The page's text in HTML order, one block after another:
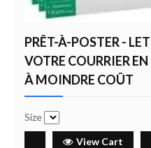
PRÊT-À-POSTER -
VOTRE COURRIER
À MOINDRE COÛT
Size
View Cart